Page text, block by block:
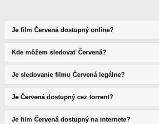
Je film Červená dostupný online?
Kde môžem sledovať Červená?
Je sledovanie filmu Červená legálne?
Je Červená dostupný cez torrent?
Je film Červená dostupný na internete?